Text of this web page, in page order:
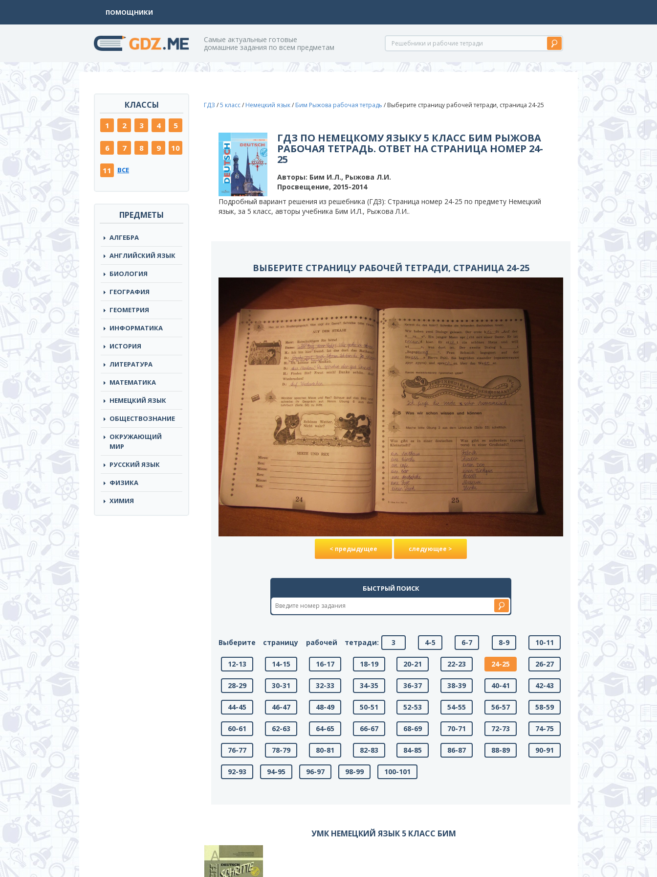
ПОМОЩНИКИ
Cамые актуальные готовые
домашние задания по всем предметам
КЛАССЫ
1 2 3 4 5
6 7 8 9 10
11 ВСЕ
ПРЕДМЕТЫ
АЛГЕБРА
АНГЛИЙСКИЙ ЯЗЫК
БИОЛОГИЯ
ГЕОГРАФИЯ
ГЕОМЕТРИЯ
ИНФОРМАТИКА
ИСТОРИЯ
ЛИТЕРАТУРА
МАТЕМАТИКА
НЕМЕЦКИЙ ЯЗЫК
ОБЩЕСТВОЗНАНИЕ
ОКРУЖАЮЩИЙ
МИР
РУССКИЙ ЯЗЫК
ФИЗИКА
ХИМИЯ
ГДЗ /5 класс/ Немецкий язык/ Бим Рыжова рабочая тетрадь / Выберите страницу рабочей тетради, страница 24-25
ГДЗ ПО НЕМЕЦКОМУ ЯЗЫКУ 5 КЛАСС БИМ РЫЖОВА
РАБОЧАЯ ТЕТРАДЬ. ОТВЕТ НА СТРАНИЦА НОМЕР 24-
25
Авторы: Бим И.Л., Рыжова Л.И.
Просвещение, 2015-2014
Подробный вариант решения из решебника (ГДЗ): Страница номер 24-25 по предмету Немецкий
язык, за 5 класс, авторы учебника Бим И.Л., Рыжова Л.И..
ВЫБЕРИТЕ СТРАНИЦУ РАБОЧЕЙ ТЕТРАДИ, СТРАНИЦА 24-25
< предыдущее следующее >
БЫСТРЫЙ ПОИСК
Выберите страницу рабочей тетради: 3 4-5 6-7 8-9 10-11
12-13 14-15 16-17 18-19 20-21 22-23 24-25 26-27
28-29 30-31 32-33 34-35 36-37 38-39 40-41 42-43
44-45 46-47 48-49 50-51 52-53 54-55 56-57 58-59
60-61 62-63 64-65 66-67 68-69 70-71 72-73 74-75
76-77 78-79 80-81 82-83 84-85 86-87 88-89 90-91
92-93 94-95 96-97 98-99 100-101
УМК НЕМЕЦКИЙ ЯЗЫК 5 КЛАСС БИМ